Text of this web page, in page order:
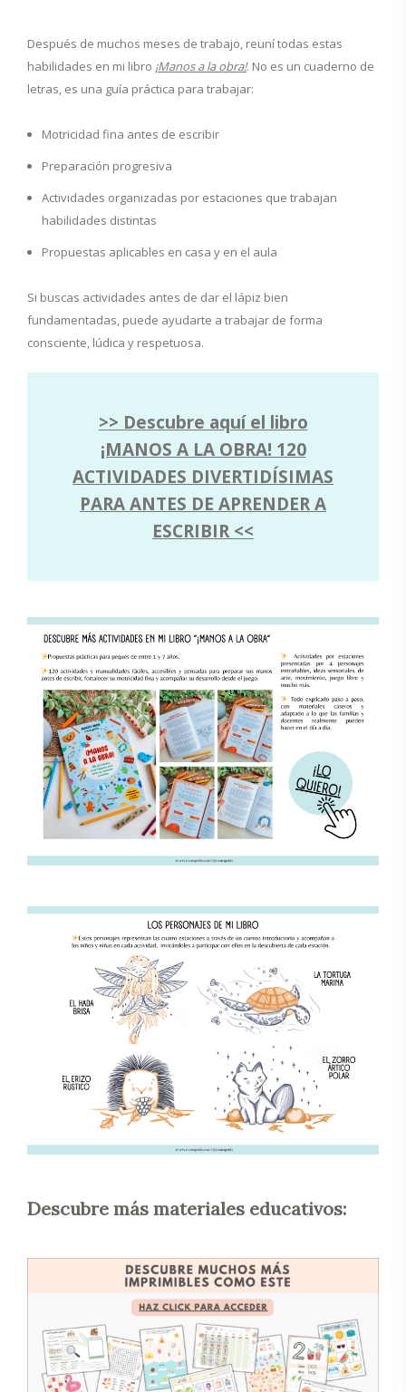
Después de muchos meses de trabajo, reuní todas estas
habilidades en mi libro ¡Manos a la obra!. No es un cuaderno de
letras, es una guía práctica para trabajar:
Motricidad fina antes de escribir
Preparación progresiva
Actividades organizadas por estaciones que trabajan
habilidades distintas
Propuestas aplicables en casa y en el aula
Si buscas actividades antes de dar el lápiz bien
fundamentadas, puede ayudarte a trabajar de forma
consciente, lúdica y respetuosa.
>> Descubre aquí el libro
¡MANOS A LA OBRA! 120
ACTIVIDADES DIVERTIDÍSIMAS
PARA ANTES DE APRENDER A
ESCRIBIR <<
Descubre más materiales educativos: